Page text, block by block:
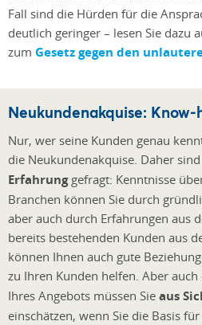
Fall sind die Hürden für die
deutlich geringer – lesen Sie dazu
zum Gesetz gegen den
Neukundenakquise:
Nur, wer seine Kunden genau
die Neukundenakquise. Daher sind
Erfahrung gefragt: Kenntnisse
Branchen können Sie durch
aber auch durch Erfahrungen aus
bereits bestehenden Kunden aus
können Ihnen auch gute
zu Ihren Kunden helfen. Aber auch
Ihres Angebots müssen Sie aus
einschätzen, wenn Sie die Basis